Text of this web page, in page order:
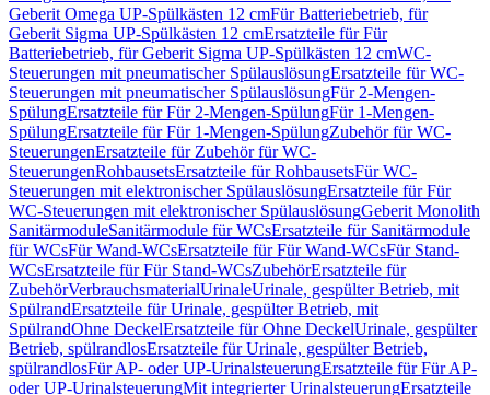
Geberit Omega UP-Spülkästen 12 cmFür Batteriebetrieb, für
Geberit Sigma UP-Spülkästen 12 cmErsatzteile für Für
Batteriebetrieb, für Geberit Sigma UP-Spülkästen 12 cmWC-
Steuerungen mit pneumatischer SpülauslösungErsatzteile für WC-
Steuerungen mit pneumatischer SpülauslösungFür 2-Mengen-
SpülungErsatzteile für Für 2-Mengen-SpülungFür 1-Mengen-
SpülungErsatzteile für Für 1-Mengen-SpülungZubehör für WC-
SteuerungenErsatzteile für Zubehör für WC-
SteuerungenRohbausetsErsatzteile für RohbausetsFür WC-
Steuerungen mit elektronischer SpülauslösungErsatzteile für Für
WC-Steuerungen mit elektronischer SpülauslösungGeberit Monolith
SanitärmoduleSanitärmodule für WCsErsatzteile für Sanitärmodule
für WCsFür Wand-WCsErsatzteile für Für Wand-WCsFür Stand-
WCsErsatzteile für Für Stand-WCsZubehörErsatzteile für
ZubehörVerbrauchsmaterialUrinaleUrinale, gespülter Betrieb, mit
SpülrandErsatzteile für Urinale, gespülter Betrieb, mit
SpülrandOhne DeckelErsatzteile für Ohne DeckelUrinale, gespülter
Betrieb, spülrandlosErsatzteile für Urinale, gespülter Betrieb,
spülrandlosFür AP- oder UP-UrinalsteuerungErsatzteile für Für AP-
oder UP-UrinalsteuerungMit integrierter UrinalsteuerungErsatzteile